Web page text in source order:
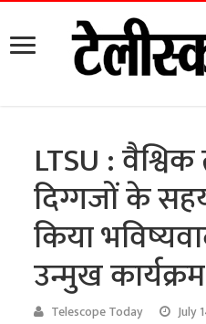
LTSU :
दिग्गजों के
किया
उन्मुख कार्यक्रम
Telescope Today July